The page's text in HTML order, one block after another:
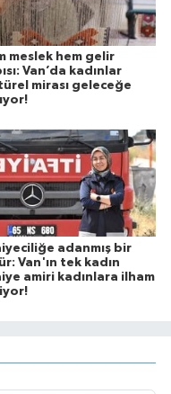
meslek hem gelir
Van’da kadınlar
mirası geleceğe
adanmış bir
Van'ın tek kadın
amiri kadınlara ilham